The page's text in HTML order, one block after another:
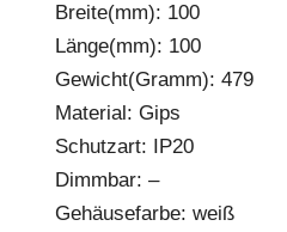
Breite(mm): 100
Länge(mm): 100
Gewicht(Gramm): 479
Material: Gips
Schutzart: IP20
Dimmbar: –
Gehäusefarbe: weiß